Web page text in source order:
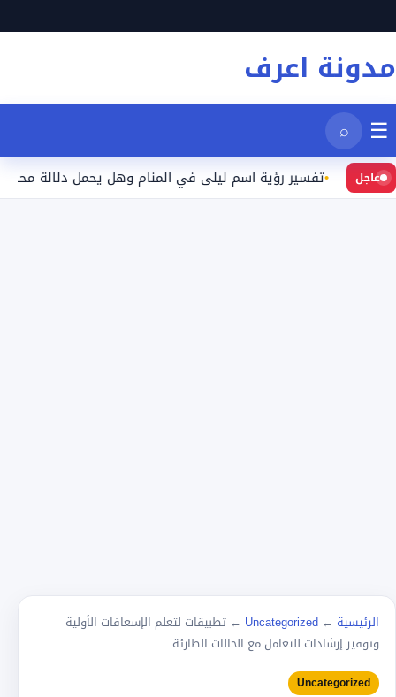
إلى
المحتوى
مدونة اعرف
☰
⌕
عاجل تفسير رؤية اسم ليلى في المنام وهل يحمل دلالة محددة؟
الرئيسية ←
Uncategorized
← تطبيقات لتعلم الإسعافات الأولية
وتوفير إرشادات للتعامل مع الحالات الطارئة
Uncategorized